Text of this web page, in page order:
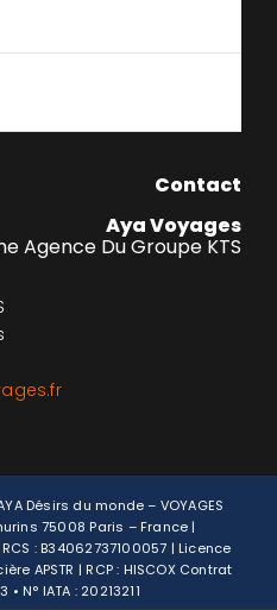
Contact
Aya Voyages
Agence Du Groupe KTS
Désirs du monde – VOYAGES
75008 Paris – France |
: B34062737100057 | Licence
APSTR | RCP : HISCOX Contrat
• N° IATA : 20213211